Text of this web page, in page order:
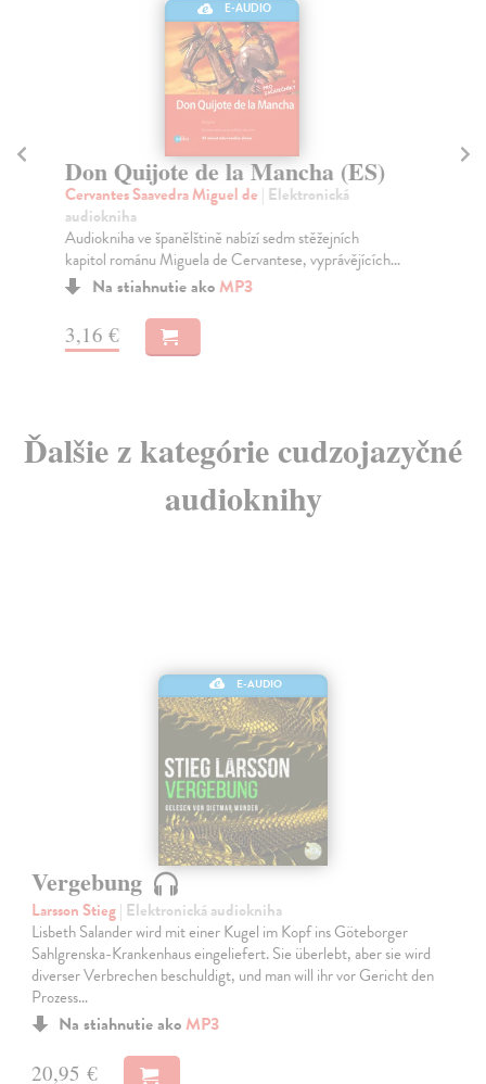
E-AUDIO
Don Quijote de la Mancha (ES)
Cervantes Saavedra Miguel de | Elektronická
audiokniha
Audiokniha ve španělštině nabízí sedm stěžejních
kapitol románu Miguela de Cervantese, vyprávějících...
Na stiahnutie akoMP3
3,16 €
Ďalšie z kategórie cudzojazyčné
audioknihy
E-AUDIO
Vergebung
Larsson Stieg| Elektronická audiokniha
Lisbeth Salander wird mit einer Kugel im Kopf ins Göteborger
Sahlgrenska-Krankenhaus eingeliefert. Sie überlebt, aber sie wird
diverser Verbrechen beschuldigt, und man will ihr vor Gericht den
Prozess…
Na stiahnutie ako MP3
20,95 €